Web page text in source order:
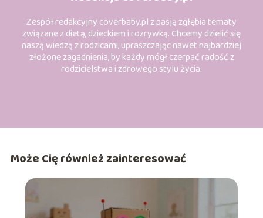
Zespół redakcyjny coverbaby.pl z pasją zgłębia tematy
związane z dietą, dzieckiem i rozrywką. Chcemy dzielić się
naszą wiedzą z rodzicami, upraszczając nawet najbardziej
złożone zagadnienia, by każdy mógł czerpać radość z
rodzicielstwa i zdrowego stylu życia.
Może Cię również zainteresować